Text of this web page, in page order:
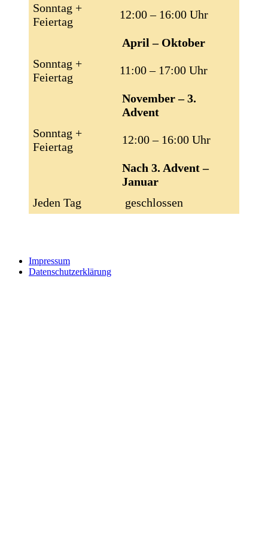
Sonntag +
Feiertag
12:00 – 16:00 Uhr
April – Oktober
Sonntag +
Feiertag
11:00 – 17:00 Uhr
November – 3.
Advent
Sonntag +
Feiertag
12:00 – 16:00 Uhr
Nach 3. Advent –
Januar
Jeden Tag
geschlossen
Impressum
Datenschutzerklärung